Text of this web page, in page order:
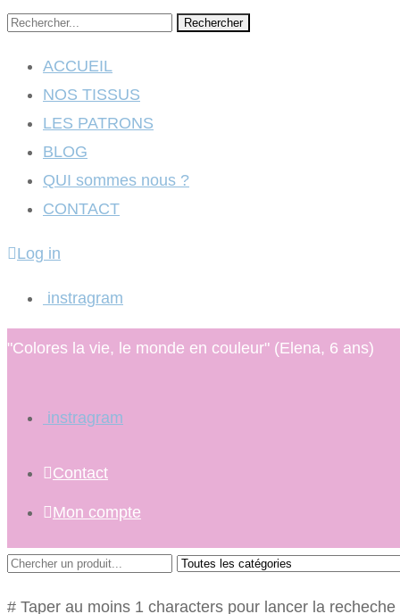
Rechercher
ACCUEIL
NOS TISSUS
LES PATRONS
BLOG
QUI sommes nous ?
CONTACT
Log in
instragram
"Colores la vie, le monde en couleur" (Elena, 6 ans)
instragram
Contact
Mon compte
# Taper au moins 1 characters pour lancer la recheche